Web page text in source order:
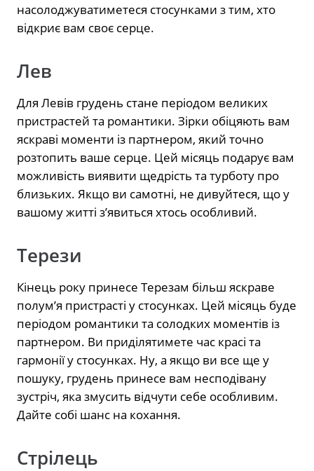
насолоджуватиметеся стосунками з тим, хто
відкриє вам своє серце.
Лев
Для Левів грудень стане періодом великих
пристрастей та романтики. Зірки обіцяють вам
яскраві моменти із партнером, який точно
розтопить ваше серце. Цей місяць подарує вам
можливість виявити щедрість та турботу про
близьких. Якщо ви самотні, не дивуйтеся, що у
вашому житті з’явиться хтось особливий.
Терези
Кінець року принесе Терезам більш яскраве
полум’я пристрасті у стосунках. Цей місяць буде
періодом романтики та солодких моментів із
партнером. Ви приділятимете час красі та
гармонії у стосунках. Ну, а якщо ви все ще у
пошуку, грудень принесе вам несподівану
зустріч, яка змусить відчути себе особливим.
Дайте собі шанс на кохання.
Стрілець